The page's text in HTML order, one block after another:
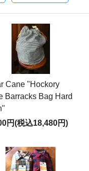
Cane "Hockory
Barracks Bag Hard
円(税込18,480円)